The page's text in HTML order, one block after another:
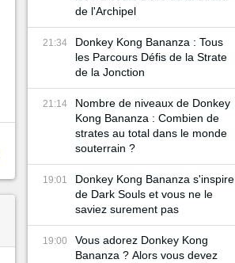
de l'Archipel
21:34
Donkey Kong Bananza : Tous
les Parcours Défis de la Strate
de la Jonction
21:14
Nombre de niveaux de Donkey
Kong Bananza : Combien de
strates au total dans le monde
souterrain ?
19:01
Donkey Kong Bananza s'inspire
de Dark Souls et vous ne le
saviez surement pas
19:00
Vous adorez Donkey Kong
Bananza ? Alors vous devez